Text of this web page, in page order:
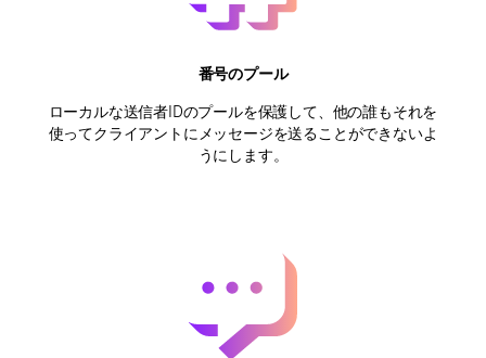
番号のプール
ローカルな送信者IDのプールを保護して、他の誰もそれを
使ってクライアントにメッセージを送ることができないよ
うにします。